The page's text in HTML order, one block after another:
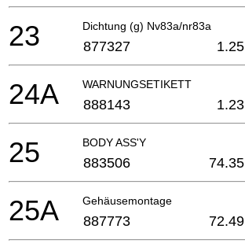
Dichtung (g) Nv83a/nr83a
23 877327 1.25
WARNUNGSETIKETT
24A 888143 1.23
BODY ASS'Y
25 883506 74.35
Gehäusemontage
25A 887773 72.49